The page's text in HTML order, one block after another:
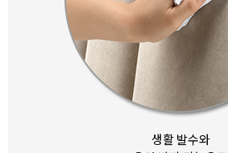
생활 발수와